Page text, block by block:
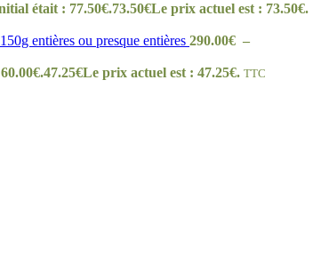
était : 77.50€.73.50€Le prix actuel est : 73.50€.
entières ou presque entières 290.00€ –
47.25€Le prix actuel est : 47.25€. TTC